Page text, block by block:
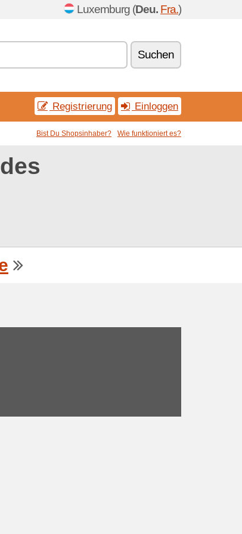
Luxemburg (Deu. Fra.)
Suchen
Registrierung Einloggen
Bist Du Shopsinhaber? Wie funktioniert es?